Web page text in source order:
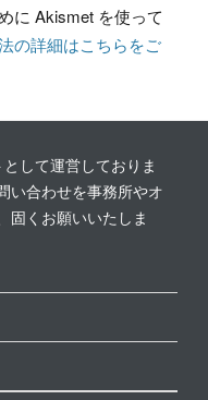
に Akismet を使って
の詳細はこちらをご
して運営しておりま
い合わせを事務所やオ
固くお願いいたしま